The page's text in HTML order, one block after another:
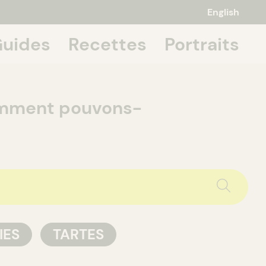
English
Recettes Portraits
it,
pouvons-
TARTES